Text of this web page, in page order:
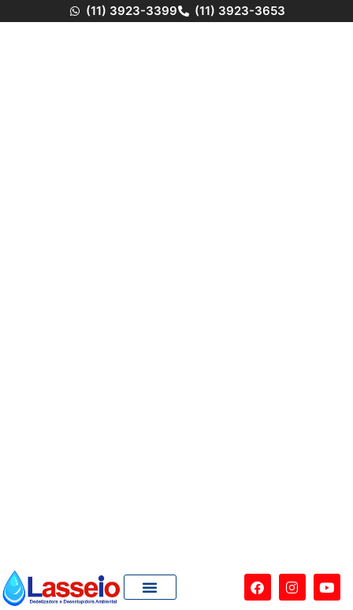
(11) 3923-3399 (11) 3923-3653